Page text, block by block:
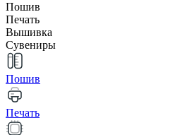
Пошив
Печать
Вышивка
Сувениры
Пошив
Печать